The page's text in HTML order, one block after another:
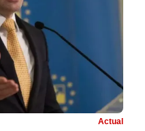
Actual